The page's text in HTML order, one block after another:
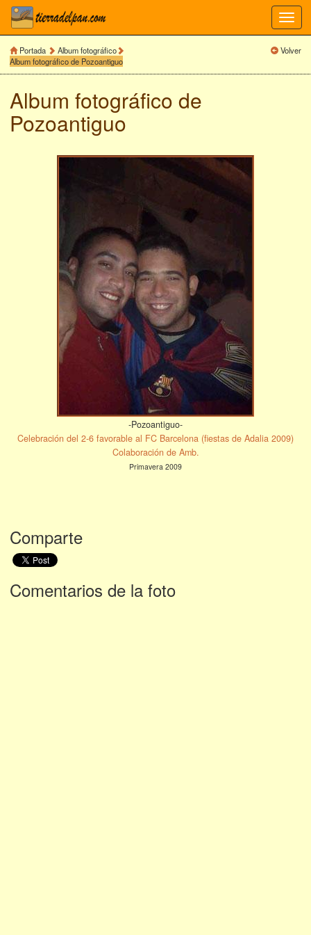
Portada
Album fotográfico
Album fotográfico de Pozoantiguo
Volver
Album fotográfico de
Pozoantiguo
-Pozoantiguo-
Celebración del 2-6 favorable al FC Barcelona (fiestas de Adalia 2009)
Colaboración de Amb.
Primavera 2009
Comparte
Comentarios de la foto